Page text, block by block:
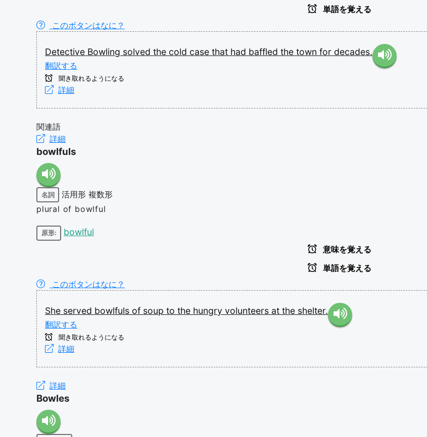
単語を覚える
このボタンはなに？
Detective Bowling solved the cold case that had baffled the town for decades.
翻訳する
聞き取れるようになる
詳細
関連語
詳細
bowlfuls
名詞 活用形 複数形
plural of bowlful
原形: bowlful
意味を覚える
単語を覚える
このボタンはなに？
She served bowlfuls of soup to the hungry volunteers at the shelter.
翻訳する
聞き取れるようになる
詳細
詳細
Bowles